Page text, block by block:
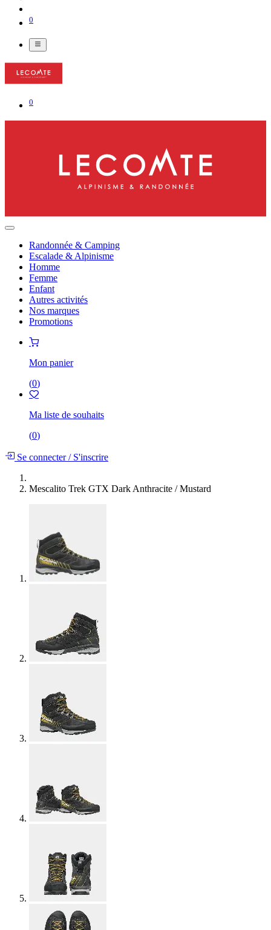
0
0
Randonnée & Camping
Escalade & Alpinisme
Homme
Femme
Enfant
Autres activités
Nos marques
Promotions
Mon panier
(0)
Ma liste de souhaits
(0)
Se connecter/S'inscrire
Mescalito Trek GTX Dark Anthracite / Mustard